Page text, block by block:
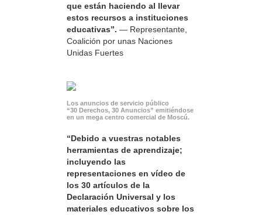
que están haciendo al llevar
estos recursos a instituciones
educativas”. — Representante,
Coalición por unas Naciones
Unidas Fuertes
Los anuncios de servicio público
“30 Derechos, 30 Anuncios” emitiéndose
en un mega centro comercial de Moscú.
“Debido a vuestras notables
herramientas de aprendizaje;
incluyendo las
representaciones en vídeo de
los 30 artículos de la
Declaración Universal y los
materiales educativos sobre los